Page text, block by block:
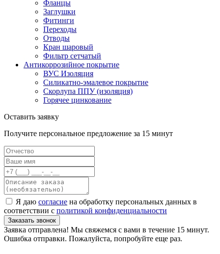
Фланцы
Заглушки
Фитинги
Переходы
Отводы
Кран шаровый
Фильтр сетчатый
Антикоррозийное покрытие
ВУС Изоляция
Силикатно-эмалевое покрытие
Скорлупа ППУ (изоляция)
Горячее цинкование
Оставить заявку
Получите персональное предложение за 15 минут
Я даю согласие на обработку персональных данных в
соответствии с политикой конфиденциальности
Заказать звонок
Заявка отправлена! Мы свяжемся с вами в течение 15 минут.
Ошибка отправки. Пожалуйста, попробуйте еще раз.